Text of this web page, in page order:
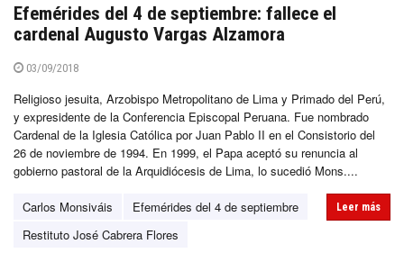
Efemérides del 4 de septiembre: fallece el
cardenal Augusto Vargas Alzamora
03/09/2018
Religioso jesuita, Arzobispo Metropolitano de Lima y Primado del Perú,
y expresidente de la Conferencia Episcopal Peruana. Fue nombrado
Cardenal de la Iglesia Católica por Juan Pablo II en el Consistorio del
26 de noviembre de 1994. En 1999, el Papa aceptó su renuncia al
gobierno pastoral de la Arquidiócesis de Lima, lo sucedió Mons....
Carlos Monsiváis
Efemérides del 4 de septiembre
Restituto José Cabrera Flores
Leer más